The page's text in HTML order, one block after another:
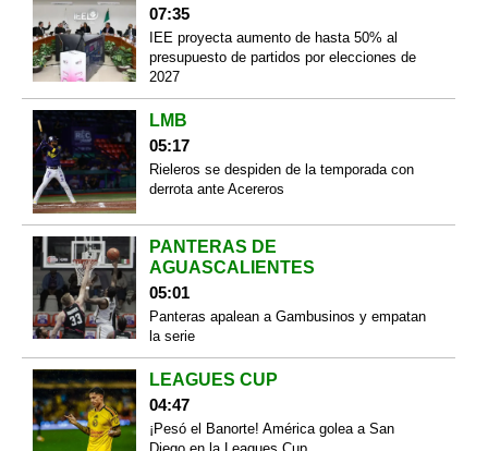
07:35
IEE proyecta aumento de hasta 50% al
presupuesto de partidos por elecciones de
2027
LMB
05:17
Rieleros se despiden de la temporada con
derrota ante Acereros
PANTERAS DE
AGUASCALIENTES
05:01
Panteras apalean a Gambusinos y empatan
la serie
LEAGUES CUP
04:47
¡Pesó el Banorte! América golea a San